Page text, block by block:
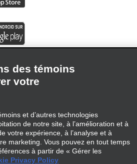
Politique de confidentialité
les fichiers témoins
des témoins
votre
et d’autres technologies
de notre site, à l’amélioration et à
votre expérience, à l’analyse et à
marketing. Vous pouvez en tout temps
à partir de « Gérer les
Privacy Policy